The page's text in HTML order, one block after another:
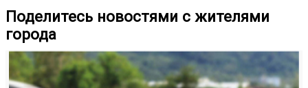
Поделитесь новостями с жителями
города